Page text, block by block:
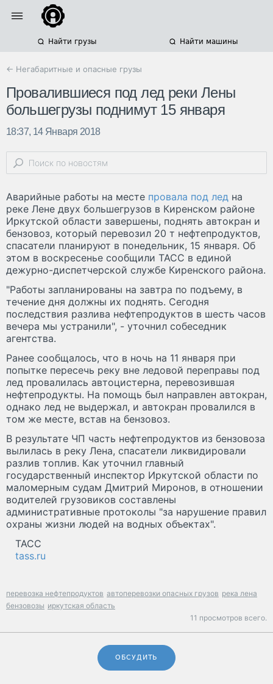
Найти грузы Найти машины
← Негабаритные и опасные грузы
Провалившиеся под лед реки Лены
большегрузы поднимут 15 января
18:37, 14 Января 2018
Аварийные работы на месте провала под лед на
реке Лене двух большегрузов в Киренском районе
Иркутской области завершены, поднять автокран и
бензовоз, который перевозил 20 т нефтепродуктов,
спасатели планируют в понедельник, 15 января. Об
этом в воскресенье сообщили ТАСС в единой
дежурно-диспетчерской службе Киренского района.
"Работы запланированы на завтра по подъему, в
течение дня должны их поднять. Сегодня
последствия разлива нефтепродуктов в шесть часов
вечера мы устранили", - уточнил собеседник
агентства.
Ранее сообщалось, что в ночь на 11 января при
попытке пересечь реку вне ледовой переправы под
лед провалилась автоцистерна, перевозившая
нефтепродукты. На помощь был направлен автокран,
однако лед не выдержал, и автокран провалился в
том же месте, встав на бензовоз.
В результате ЧП часть нефтепродуктов из бензовоза
вылилась в реку Лена, спасатели ликвидировали
разлив топлив. Как уточнил главный
государственный инспектор Иркутской области по
маломерным судам Дмитрий Миронов, в отношении
водителей грузовиков составлены
административные протоколы "за нарушение правил
охраны жизни людей на водных объектах".
ТАСС
tass.ru
перевозка нефтепродуктов автоперевозки опасных грузов река лена
бензовозы иркутская область
11 просмотров всего.
ОБСУДИТЬ